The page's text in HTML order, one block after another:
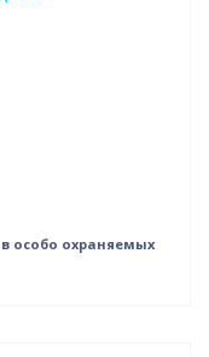
особо охраняемых